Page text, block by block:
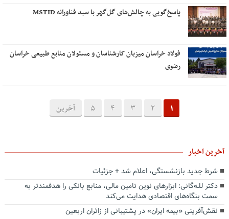
پاسخ‌گویی به چالش‌های گل‌گهر با سبد فناورانه MSTID
فولاد خراسان میزبان کارشناسان و مسئولان منابع طبیعی خراسان
رضوی
1
2
3
4
5 آخرین
آخرین اخبار
شرط جدید بازنشستگی، اعلام شد + جزئیات
دکتر للـه‌گانی: ابزارهای نوین تامین مالی، منابع بانکی را هدفمندتر به
سمت بنگاه‌های اقتصادی هدایت می‌کند
نقش‌آفرینی «بیمه ایران» در پشتیبانی از زائران اربعین